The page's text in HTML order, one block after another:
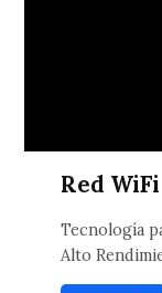
Red WiFi
Tecnología
Alto